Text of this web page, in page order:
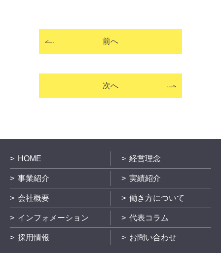
前へ
次へ
HOME 経営理念
事業紹介 実績紹介
会社概要 働き方について
インフォメーション 代表コラム
採用情報 お問い合わせ